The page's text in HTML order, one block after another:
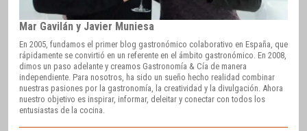
Mar Gavilán y Javier Muniesa
En 2005, fundamos el primer blog gastronómico colaborativo en España, que
rápidamente se convirtió en un referente en el ámbito gastronómico. En 2008,
dimos un paso adelante y creamos Gastronomía & Cía de manera
independiente. Para nosotros, ha sido un sueño hecho realidad combinar
nuestras pasiones por la gastronomía, la creatividad y la divulgación. Ahora
nuestro objetivo es inspirar, informar, deleitar y conectar con todos los
entusiastas de la cocina.